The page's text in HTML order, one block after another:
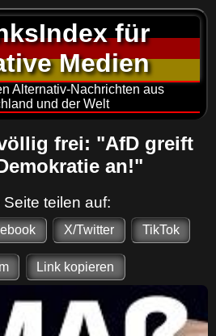
für
Medien
Alternativ-Nachrichten aus
und der Welt
frei: "AfD greift
an!"
Seite teilen auf:
X/Twitter TikTok
Link kopieren